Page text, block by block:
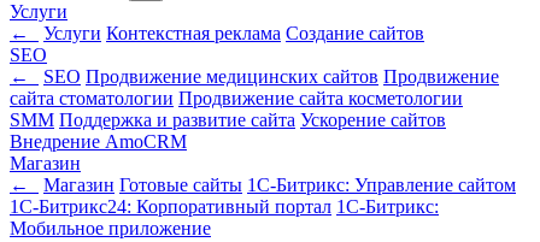
Услуги
←
Услуги Контекстная реклама Создание сайтов
SEO
←
SEO Продвижение медицинских сайтов Продвижение
сайта стоматологии Продвижение сайта косметологии
SMM Поддержка и развитие сайта Ускорение сайтов
Внедрение AmoCRM
Магазин
←
Магазин Готовые сайты 1С-Битрикс: Управление сайтом
1С-Битрикс24: Корпоративный портал 1С-Битрикс:
Мобильное приложение